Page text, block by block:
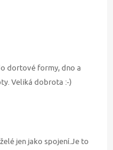
dortové formy, dno a
Veliká dobrota :-)
jen jako spojení.Je to